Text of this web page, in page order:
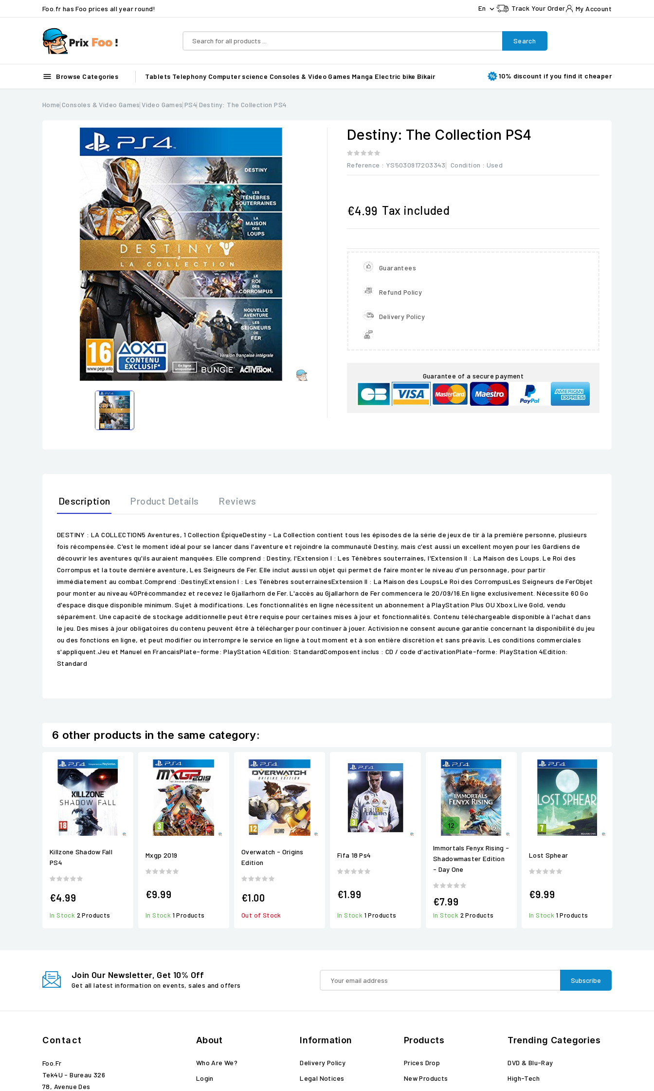
Foo.fr has Foo prices all year round! En  Track Your Order My Account
Search
 Browse Categories Tablets Telephony Computer science Consoles & Video Games Manga Electric bike Bikair 10% discount if you find it cheaper
Home Consoles & Video Games Video Games PS4 Destiny: The Collection PS4

Destiny: The Collection PS4
Reference : YS5030917203343 Condition : Used
€4.99 Tax included
Guarantees
Refund Policy
Delivery Policy
Guarantee of a secure payment
Description Product Details Reviews
DESTINY : LA COLLECTION5 Aventures, 1 Collection ÉpiqueDestiny - La Collection contient tous les épisodes de la série de jeux de tir à la première personne, plusieurs
fois récompensée. C'est le moment idéal pour se lancer dans l'aventure et rejoindre la communauté Destiny, mais c'est aussi un excellent moyen pour les Gardiens de
découvrir les aventures qu'ils auraient manquées. Elle comprend : Destiny, l'Extension I : Les Ténèbres souterraines, l'Extension II : La Maison des Loups. Le Roi des
Corrompus et la toute dernière aventure, Les Seigneurs de Fer. Elle inclut aussi un objet qui permet de faire monter le niveau d'un personnage, pour partir
immédiatement au combat.Comprend :DestinyExtension I : Les Ténèbres souterrainesExtension II : La Maison des LoupsLe Roi des CorrompusLes Seigneurs de FerObjet
pour monter au niveau 40Précommandez et recevez le Gjallarhorn de Fer. L'accès au Gjallarhorn de Fer commencera le 20/09/16.En ligne exclusivement. Nécessite 60 Go
d'espace disque disponible minimum. Sujet à modifications. Les fonctionnalités en ligne nécessitent un abonnement à PlayStation Plus OU Xbox Live Gold, vendu
séparément. Une capacité de stockage additionnelle peut être requise pour certaines mises à jour et fonctionnalités. Contenu téléchargeable disponible à l'achat dans
le jeu. Des mises à jour obligatoires du contenu peuvent être à télécharger pour continuer à jouer. Activision ne consent aucune garantie concernant la disponibilité du jeu
ou des fonctions en ligne, et peut modifier ou interrompre le service en ligne à tout moment et à son entière discrétion et sans préavis. Les conditions commerciales
s'appliquent.Jeu et Manuel en FrancaisPlate-forme: PlayStation 4Edition: StandardComposent inclus : CD / code d'activationPlate-forme: PlayStation 4Edition:
Standard
6 other products in the same category:
Killzone Shadow Fall
PS4
€4.99
In Stock 2 Products
Mxgp 2019
€9.99
In Stock 1 Products
Overwatch - Origins
Edition
€1.00
Out of Stock
Fifa 18 Ps4
€1.99
In Stock 1 Products
Immortals Fenyx Rising -
Shadowmaster Edition
- Day One
€7.99
In Stock 2 Products
Lost Sphear
€9.99
In Stock 1 Products
Join Our Newsletter, Get 10% Off
Get all latest information on events, sales and offers
Contact
Foo.fr
Tek4U - Bureau 326
78, Avenue Des
About
Who Are We?
Login
Information
Delivery Policy
Legal Notices
Products
Prices Drop
New Products
Trending Categories
DVD & Blu-Ray
High-Tech